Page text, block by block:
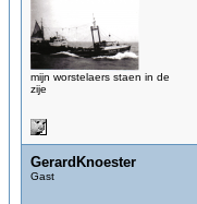
mijn worstelaers staen in de
zije
GerardKnoester
Gast